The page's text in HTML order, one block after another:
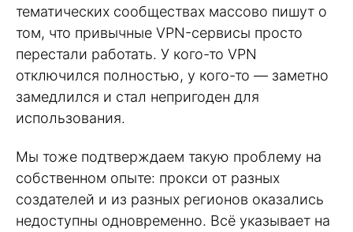
тематических сообществах массово пишут о
том, что привычные VPN-сервисы просто
перестали работать. У кого-то VPN
отключился полностью, у кого-то — заметно
замедлился и стал непригоден для
использования.
Мы тоже подтверждаем такую проблему на
собственном опыте: прокси от разных
создателей и из разных регионов оказались
недоступны одновременно. Всё указывает на